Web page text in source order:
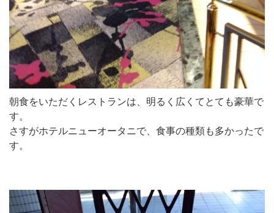
朝食をいただくレストランは、明るく広くてとても豪華で
す。
さすがホテルニューオータニで、食事の種類も多かったで
す。